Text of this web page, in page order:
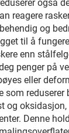
også
reagere
og
til å
enn
penger på
eller
som
Denne